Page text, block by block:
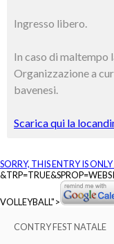
Ingresso libero.
In caso di maltempo
Organizzazione a
bavenesi.
Scarica qui la
SORRY, THIS ENTRY IS
VOLLEYBALL">
CONTRY FEST NATALE